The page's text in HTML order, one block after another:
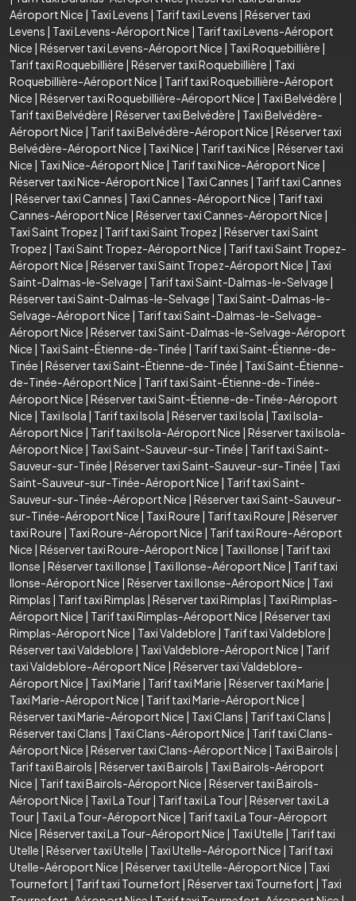
Aéroport Nice | Taxi Levens | Tarif taxi Levens | Réserver taxi
Levens | Taxi Levens-Aéroport Nice | Tarif taxi Levens-Aéroport
Nice | Réserver taxi Levens-Aéroport Nice | Taxi Roquebillière |
Tarif taxi Roquebillière | Réserver taxi Roquebillière | Taxi
Roquebillière-Aéroport Nice | Tarif taxi Roquebillière-Aéroport
Nice | Réserver taxi Roquebillière-Aéroport Nice | Taxi Belvédère |
Tarif taxi Belvédère | Réserver taxi Belvédère | Taxi Belvédère-
Aéroport Nice | Tarif taxi Belvédère-Aéroport Nice | Réserver taxi
Belvédère-Aéroport Nice | Taxi Nice | Tarif taxi Nice | Réserver taxi
Nice | Taxi Nice-Aéroport Nice | Tarif taxi Nice-Aéroport Nice |
Réserver taxi Nice-Aéroport Nice | Taxi Cannes | Tarif taxi Cannes
| Réserver taxi Cannes | Taxi Cannes-Aéroport Nice | Tarif taxi
Cannes-Aéroport Nice | Réserver taxi Cannes-Aéroport Nice |
Taxi Saint Tropez | Tarif taxi Saint Tropez | Réserver taxi Saint
Tropez | Taxi Saint Tropez-Aéroport Nice | Tarif taxi Saint Tropez-
Aéroport Nice | Réserver taxi Saint Tropez-Aéroport Nice | Taxi
Saint-Dalmas-le-Selvage | Tarif taxi Saint-Dalmas-le-Selvage |
Réserver taxi Saint-Dalmas-le-Selvage | Taxi Saint-Dalmas-le-
Selvage-Aéroport Nice | Tarif taxi Saint-Dalmas-le-Selvage-
Aéroport Nice | Réserver taxi Saint-Dalmas-le-Selvage-Aéroport
Nice | Taxi Saint-Étienne-de-Tinée | Tarif taxi Saint-Étienne-de-
Tinée | Réserver taxi Saint-Étienne-de-Tinée | Taxi Saint-Étienne-
de-Tinée-Aéroport Nice | Tarif taxi Saint-Étienne-de-Tinée-
Aéroport Nice | Réserver taxi Saint-Étienne-de-Tinée-Aéroport
Nice | Taxi Isola | Tarif taxi Isola | Réserver taxi Isola | Taxi Isola-
Aéroport Nice | Tarif taxi Isola-Aéroport Nice | Réserver taxi Isola-
Aéroport Nice | Taxi Saint-Sauveur-sur-Tinée | Tarif taxi Saint-
Sauveur-sur-Tinée | Réserver taxi Saint-Sauveur-sur-Tinée | Taxi
Saint-Sauveur-sur-Tinée-Aéroport Nice | Tarif taxi Saint-
Sauveur-sur-Tinée-Aéroport Nice | Réserver taxi Saint-Sauveur-
sur-Tinée-Aéroport Nice | Taxi Roure | Tarif taxi Roure | Réserver
taxi Roure | Taxi Roure-Aéroport Nice | Tarif taxi Roure-Aéroport
Nice | Réserver taxi Roure-Aéroport Nice | Taxi Ilonse | Tarif taxi
Ilonse | Réserver taxi Ilonse | Taxi Ilonse-Aéroport Nice | Tarif taxi
Ilonse-Aéroport Nice | Réserver taxi Ilonse-Aéroport Nice | Taxi
Rimplas | Tarif taxi Rimplas | Réserver taxi Rimplas | Taxi Rimplas-
Aéroport Nice | Tarif taxi Rimplas-Aéroport Nice | Réserver taxi
Rimplas-Aéroport Nice | Taxi Valdeblore | Tarif taxi Valdeblore |
Réserver taxi Valdeblore | Taxi Valdeblore-Aéroport Nice | Tarif
taxi Valdeblore-Aéroport Nice | Réserver taxi Valdeblore-
Aéroport Nice | Taxi Marie | Tarif taxi Marie | Réserver taxi Marie |
Taxi Marie-Aéroport Nice | Tarif taxi Marie-Aéroport Nice |
Réserver taxi Marie-Aéroport Nice | Taxi Clans | Tarif taxi Clans |
Réserver taxi Clans | Taxi Clans-Aéroport Nice | Tarif taxi Clans-
Aéroport Nice | Réserver taxi Clans-Aéroport Nice | Taxi Bairols |
Tarif taxi Bairols | Réserver taxi Bairols | Taxi Bairols-Aéroport
Nice | Tarif taxi Bairols-Aéroport Nice | Réserver taxi Bairols-
Aéroport Nice | Taxi La Tour| Tarif taxi La Tour| Réserver taxi La
Tour| Taxi La Tour-Aéroport Nice | Tarif taxi La Tour-Aéroport
Nice | Réserver taxi La Tour-Aéroport Nice | Taxi Utelle | Tarif taxi
Utelle | Réserver taxi Utelle | Taxi Utelle-Aéroport Nice | Tarif taxi
Utelle-Aéroport Nice | Réserver taxi Utelle-Aéroport Nice | Taxi
Tournefort | Tarif taxi Tournefort | Réserver taxi Tournefort | Taxi